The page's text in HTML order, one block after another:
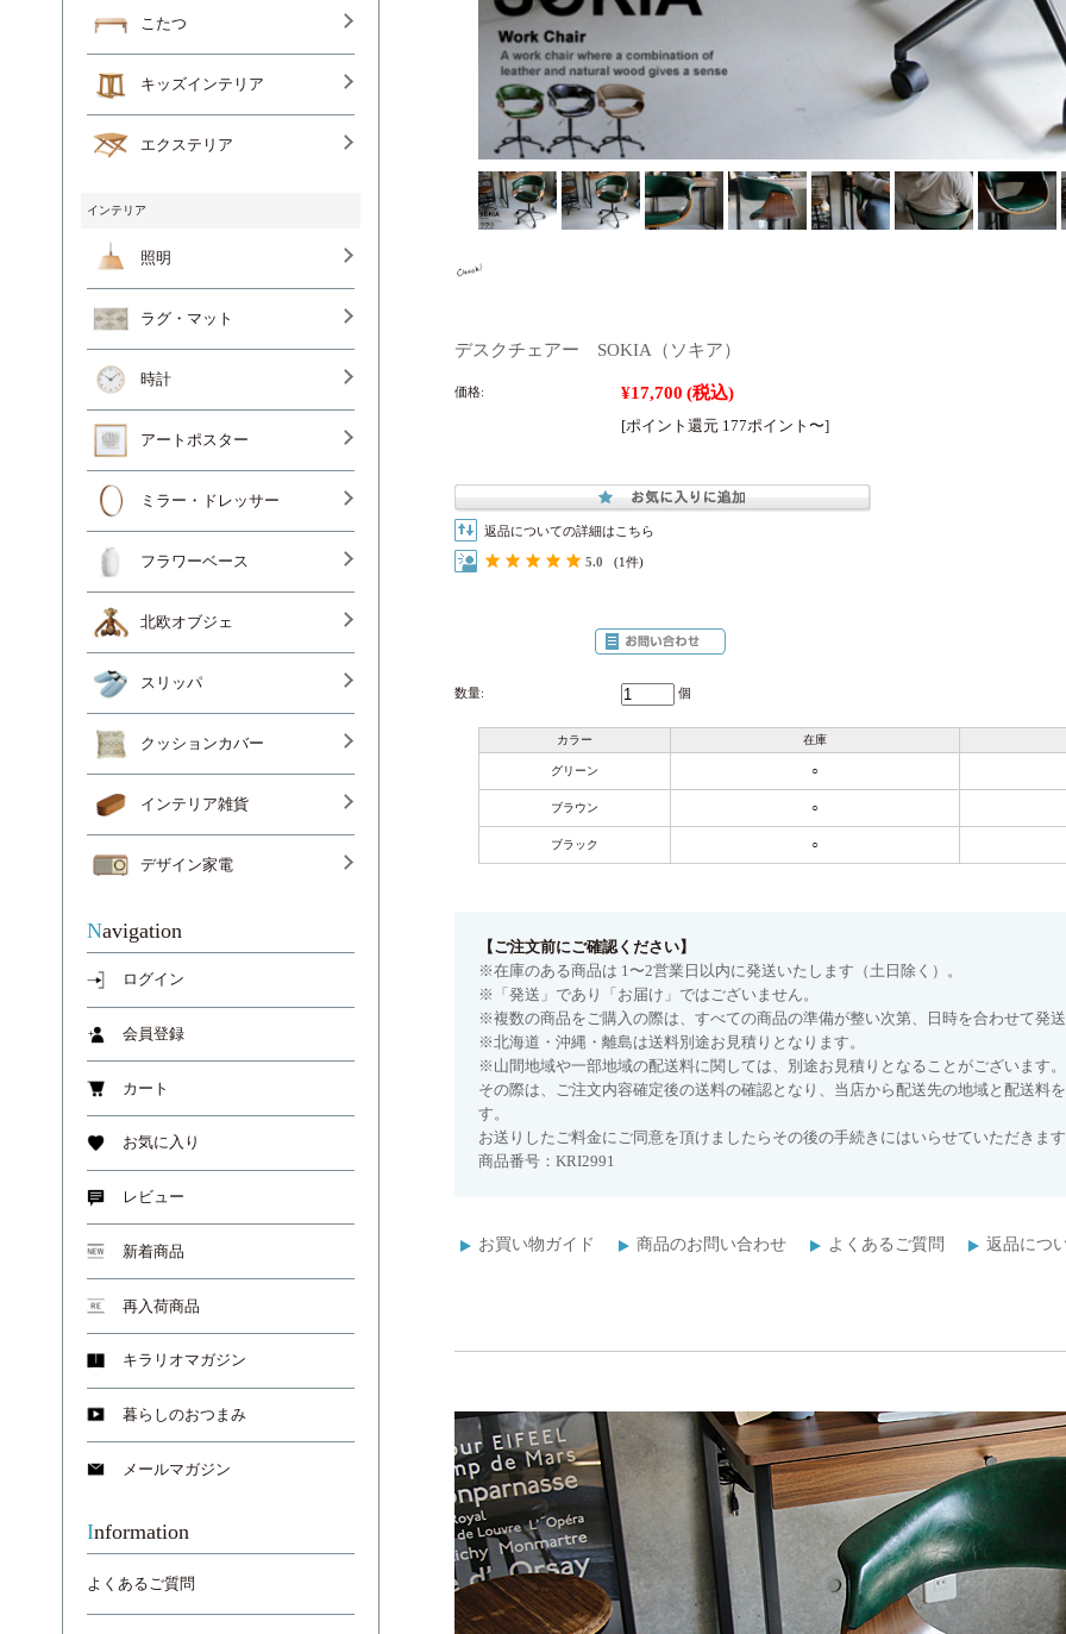
デスクチェアー SOKIA（ソキア）
価格: ¥17,700 (税込)
[ポイント還元 177ポイント〜]
返品についての詳細はこちら
5.0 (1件)
数量: 個
カラー 在庫
グリーン ○
ブラウン ○
ブラック ○
【ご注文前にご確認ください】
※在庫のある商品は 1〜2営業日以内に発送いたします（土日除く）。
※「発送」であり「お届け」ではございません。
※複数の商品をご購入の際は、すべての商品の準備が整い次第、日時を合わせて発
※北海道・沖縄・離島は送料別途お見積りとなります。
※山間地域や一部地域の配送料に関しては、別途お見積りとなることがございます。
その際は、ご注文内容確定後の送料の確認となり、当店から配送先の地域と配送料
す。
お送りしたご料金にご同意を頂けましたらその後の手続きにはいらせていただきま
商品番号：KRI2991
お買い物ガイド 商品のお問い合わせ よくあるご質問 返品につ
こたつ
キッズインテリア
エクステリア
インテリア
照明
ラグ・マット
時計
アートポスター
ミラー・ドレッサー
フラワーベース
北欧オブジェ
スリッパ
クッションカバー
インテリア雑貨
デザイン家電
Navigation
ログイン
会員登録
カート
お気に入り
レビュー
新着商品
再入荷商品
キラリオマガジン
暮らしのおつまみ
メールマガジン
Information
よくあるご質問